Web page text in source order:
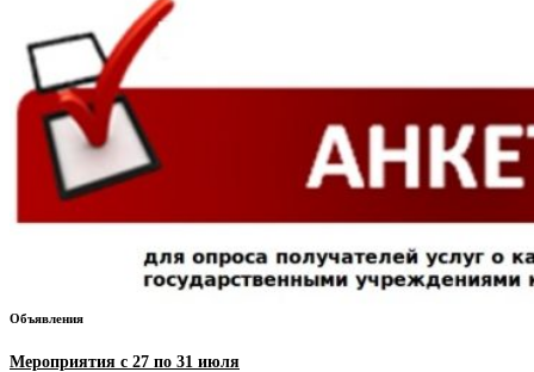
Объявления
Мероприятия с 27 по 31 июля